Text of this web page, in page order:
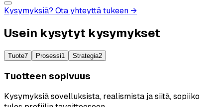
Kysymyksiä? Ota yhteyttä tukeen →
Usein kysytyt kysymykset
Tuote7 Prosessi1 Strategia2
Tuotteen sopivuus
Kysymyksiä sovelluksista, realismista ja siitä, sopiiko